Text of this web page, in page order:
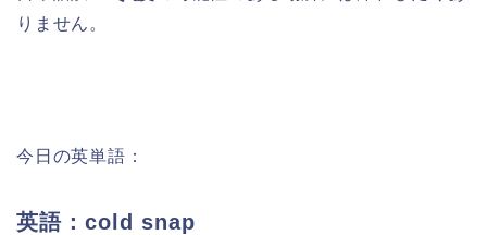
りません。
今日の英単語：
英語：cold snap